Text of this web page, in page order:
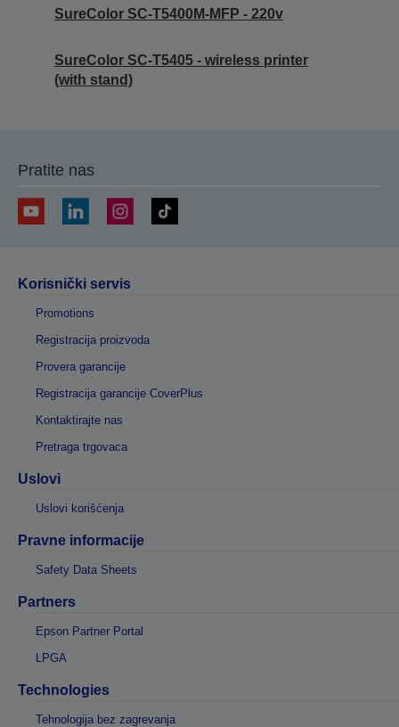
SureColor SC-T5400M-MFP - 220v
SureColor SC-T5405 - wireless printer
(with stand)
Pratite nas
Korisnički servis
Promotions
Registracija proizvoda
Provera garancije
Registracija garancije CoverPlus
Kontaktirajte nas
Pretraga trgovaca
Uslovi
Uslovi korišćenja
Pravne informacije
Safety Data Sheets
Partners
Epson Partner Portal
LPGA
Technologies
Tehnologija bez zagrevanja